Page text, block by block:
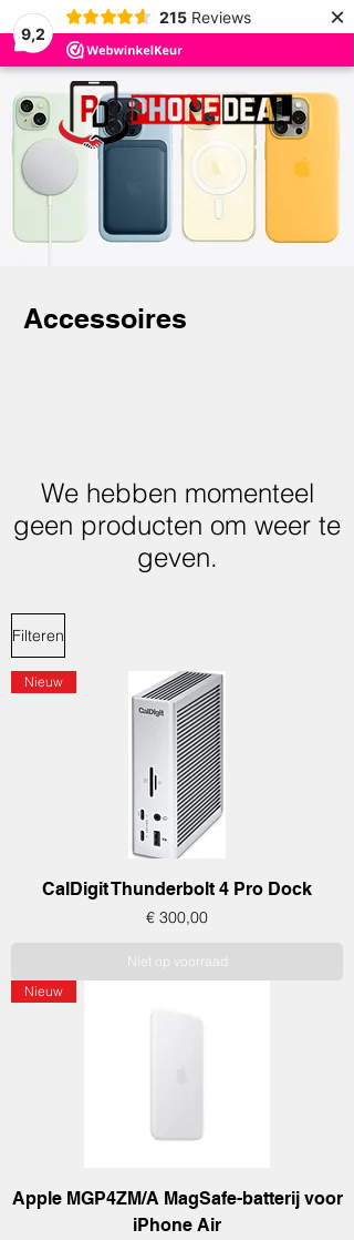
9,2
215 Reviews ×
Accessoires
We hebben momenteel
geen producten om weer te
geven.
Filteren
Nieuw
CalDigit Thunderbolt 4 Pro Dock
Prijs
€ 300,00
Niet op voorraad
Nieuw
Apple MGP4ZM/A MagSafe-batterij voor
iPhone Air